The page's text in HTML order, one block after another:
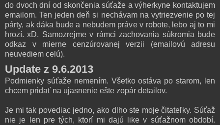
do dvoch dní od skončenia súťaže a výherkyne kontaktujem
emailom. Ten jeden deň si nechávam na vytriezvenie po tej
párty, ak dáka bude a nebudem práve v robote, lebo aj to mi
hrozí. xD. Samozrejme v rámci zachovania súkromia bude
odkaz v mierne cenzúrovanej verzii (emailovú adresu
neuvediem celú).
Update z 9.6.2013
Podmienky súťaže nemením. Všetko ostáva po starom, len
chcem pridať na ujasnenie ešte zopár detailov.
Je mi tak povediac jedno, ako dlho ste moje čitateľky. Súťaž
nie je len pre tých, ktorí mi dajú like v súťažnom období.